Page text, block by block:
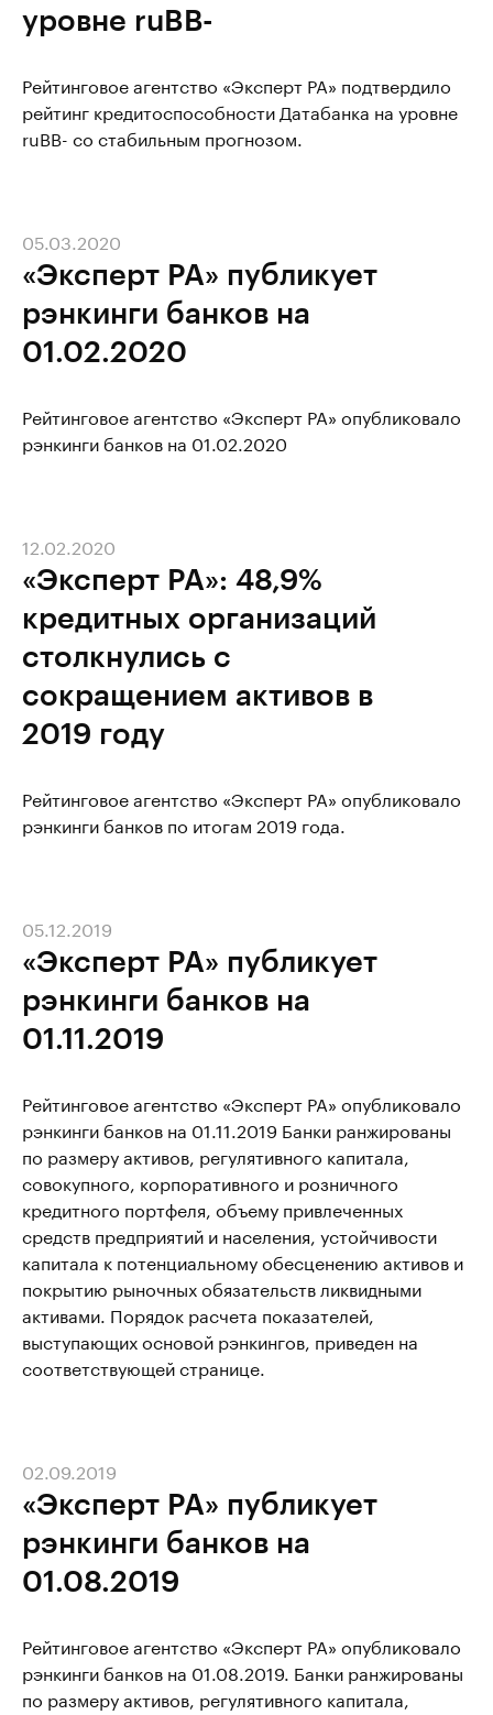
уровне ruBВ-
Рейтинговое агентство «Эксперт РА» подтвердило
рейтинг кредитоспособности Датабанка на уровне
ruBВ- со стабильным прогнозом.
«Эксперт РА» публикует
рэнкинги банков на
01.02.2020
05.03.2020
Рейтинговое агентство «Эксперт РА» опубликовало
рэнкинги банков на 01.02.2020
«Эксперт РА»: 48,9%
кредитных организаций
столкнулись с
сокращением активов в
2019 году
12.02.2020
Рейтинговое агентство «Эксперт РА» опубликовало
рэнкинги банков по итогам 2019 года.
«Эксперт РА» публикует
рэнкинги банков на
01.11.2019
05.12.2019
Рейтинговое агентство «Эксперт РА» опубликовало
рэнкинги банков на 01.11.2019 Банки ранжированы
по размеру активов, регулятивного капитала,
совокупного, корпоративного и розничного
кредитного портфеля, объему привлеченных
средств предприятий и населения, устойчивости
капитала к потенциальному обесценению активов и
покрытию рыночных обязательств ликвидными
активами. Порядок расчета показателей,
выступающих основой рэнкингов, приведен на
соответствующей странице.
«Эксперт РА» публикует
рэнкинги банков на
01.08.2019
02.09.2019
Рейтинговое агентство «Эксперт РА» опубликовало
рэнкинги банков на 01.08.2019. Банки ранжированы
по размеру активов, регулятивного капитала,